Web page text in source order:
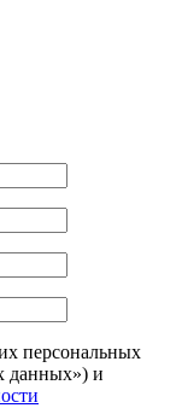
персональных
данных») и